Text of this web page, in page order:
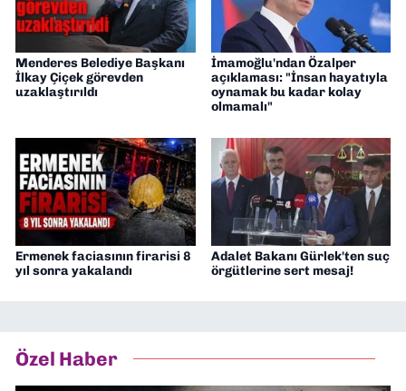
Menderes Belediye Başkanı
İlkay Çiçek görevden
uzaklaştırıldı
İmamoğlu'ndan Özalper
açıklaması: "İnsan hayatıyla
oynamak bu kadar kolay
olmamalı"
Ermenek faciasının firarisi 8
yıl sonra yakalandı
Adalet Bakanı Gürlek'ten suç
örgütlerine sert mesaj!
Özel Haber